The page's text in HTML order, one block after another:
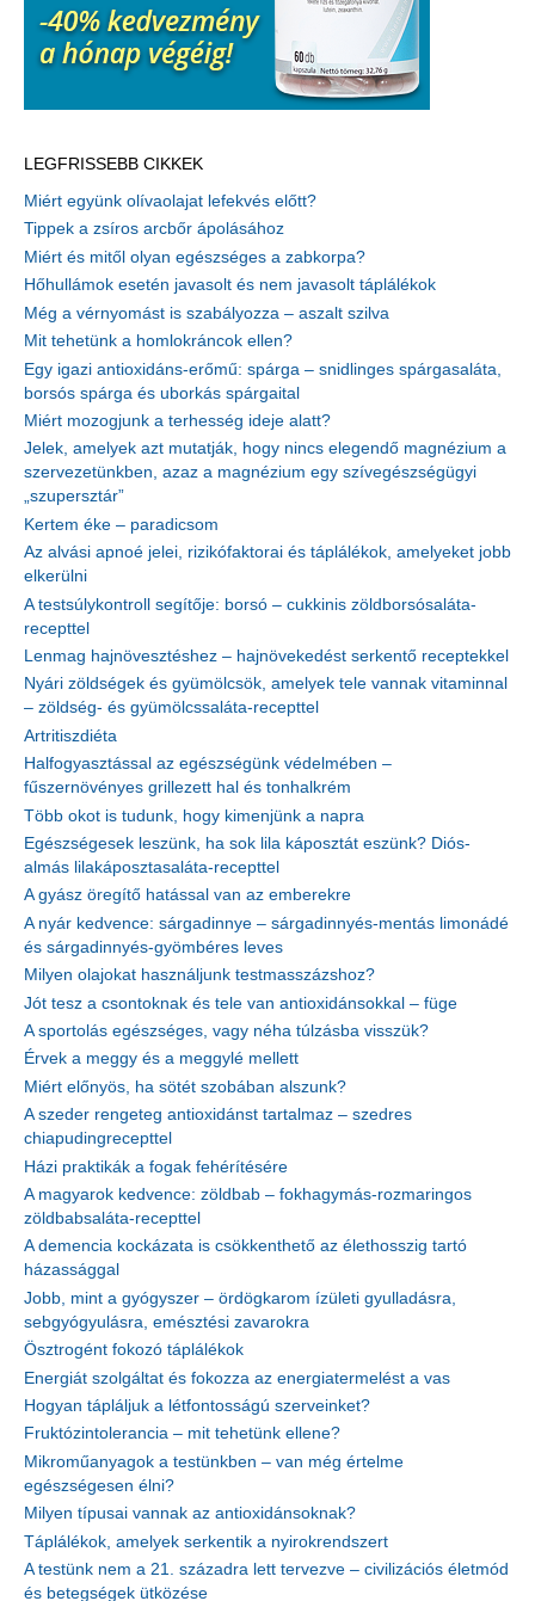
LEGFRISSEBB CIKKEK
Miért együnk olívaolajat lefekvés előtt?
Tippek a zsíros arcbőr ápolásához
Miért és mitől olyan egészséges a zabkorpa?
Hőhullámok esetén javasolt és nem javasolt táplálékok
Még a vérnyomást is szabályozza – aszalt szilva
Mit tehetünk a homlokráncok ellen?
Egy igazi antioxidáns-erőmű: spárga – snidlinges spárgasaláta,
borsós spárga és uborkás spárgaital
Miért mozogjunk a terhesség ideje alatt?
Jelek, amelyek azt mutatják, hogy nincs elegendő magnézium a
szervezetünkben, azaz a magnézium egy szívegészségügyi
„szupersztár”
Kertem éke – paradicsom
Az alvási apnoé jelei, rizikófaktorai és táplálékok, amelyeket jobb
elkerülni
A testsúlykontroll segítője: borsó – cukkinis zöldborsósaláta-
recepttel
Lenmag hajnövesztéshez – hajnövekedést serkentő receptekkel
Nyári zöldségek és gyümölcsök, amelyek tele vannak vitaminnal
– zöldség- és gyümölcssaláta-recepttel
Artritiszdiéta
Halfogyasztással az egészségünk védelmében –
fűszernövényes grillezett hal és tonhalkrém
Több okot is tudunk, hogy kimenjünk a napra
Egészségesek leszünk, ha sok lila káposztát eszünk? Diós-
almás lilakáposztasaláta-recepttel
A gyász öregítő hatással van az emberekre
A nyár kedvence: sárgadinnye – sárgadinnyés-mentás limonádé
és sárgadinnyés-gyömbéres leves
Milyen olajokat használjunk testmasszázshoz?
Jót tesz a csontoknak és tele van antioxidánsokkal – füge
A sportolás egészséges, vagy néha túlzásba visszük?
Érvek a meggy és a meggylé mellett
Miért előnyös, ha sötét szobában alszunk?
A szeder rengeteg antioxidánst tartalmaz – szedres
chiapudingrecepttel
Házi praktikák a fogak fehérítésére
A magyarok kedvence: zöldbab – fokhagymás-rozmaringos
zöldbabsaláta-recepttel
A demencia kockázata is csökkenthető az élethosszig tartó
házassággal
Jobb, mint a gyógyszer – ördögkarom ízületi gyulladásra,
sebgyógyulásra, emésztési zavarokra
Ösztrogént fokozó táplálékok
Energiát szolgáltat és fokozza az energiatermelést a vas
Hogyan tápláljuk a létfontosságú szerveinket?
Fruktózintolerancia – mit tehetünk ellene?
Mikroműanyagok a testünkben – van még értelme
egészségesen élni?
Milyen típusai vannak az antioxidánsoknak?
Táplálékok, amelyek serkentik a nyirokrendszert
A testünk nem a 21. századra lett tervezve – civilizációs életmód
és betegségek ütközése